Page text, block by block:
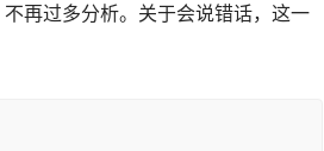
再过多分析。关于会说错话，这一